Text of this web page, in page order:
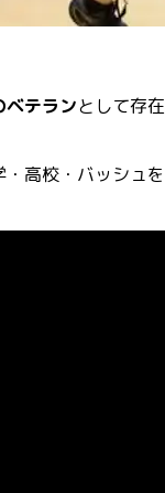
ベテランとして存在
高校・バッシュを